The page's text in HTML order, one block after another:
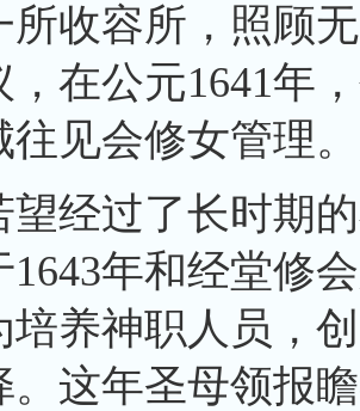
所收容所，照顾
，在公元1641年
见会修女管理。
过了长时期的
1643年和经堂修
培养神职人员，
。这年圣母领报